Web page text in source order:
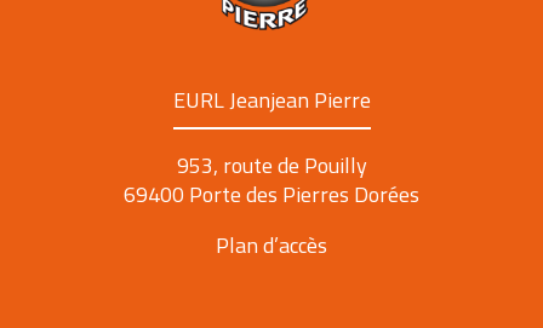
EURL Jeanjean Pierre
953, route de Pouilly
69400 Porte des Pierres Dorées
Plan d’accès